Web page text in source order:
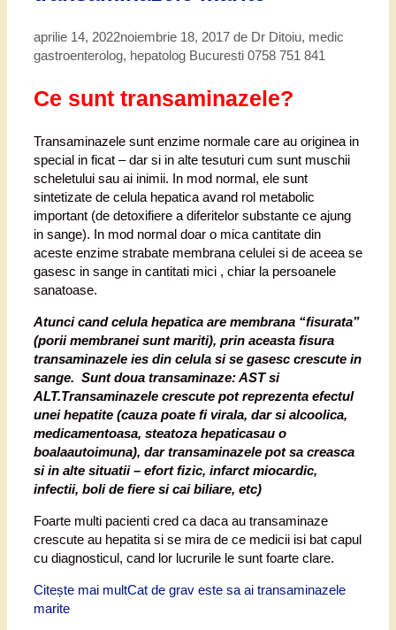
aprilie 14, 2022noiembrie 18, 2017 de Dr Ditoiu, medic
gastroenterolog, hepatolog Bucuresti 0758 751 841
Ce sunt transaminazele?
Transaminazele sunt enzime normale care au originea in
special in ficat – dar si in alte tesuturi cum sunt muschii
scheletului sau ai inimii. In mod normal, ele sunt
sintetizate de celula hepatica avand rol metabolic
important (de detoxifiere a diferitelor substante ce ajung
in sange). In mod normal doar o mica cantitate din
aceste enzime strabate membrana celulei si de aceea se
gasesc in sange in cantitati mici , chiar la persoanele
sanatoase.
Atunci cand celula hepatica are membrana “fisurata”
(porii membranei sunt mariti), prin aceasta fisura
transaminazele ies din celula si se gasesc crescute in
sange. Sunt doua transaminaze: AST si
ALT.Transaminazele crescute pot reprezenta efectul
unei hepatite (cauza poate fi virala, dar si alcoolica,
medicamentoasa, steatoza hepaticasau o
boalaautoimuna), dar transaminazele pot sa creasca
si in alte situatii – efort fizic, infarct miocardic,
infectii, boli de fiere si cai biliare, etc)
Foarte multi pacienti cred ca daca au transaminaze
crescute au hepatita si se mira de ce medicii isi bat capul
cu diagnosticul, cand lor lucrurile le sunt foarte clare.
Citește mai multCat de grav este sa ai transaminazele
marite